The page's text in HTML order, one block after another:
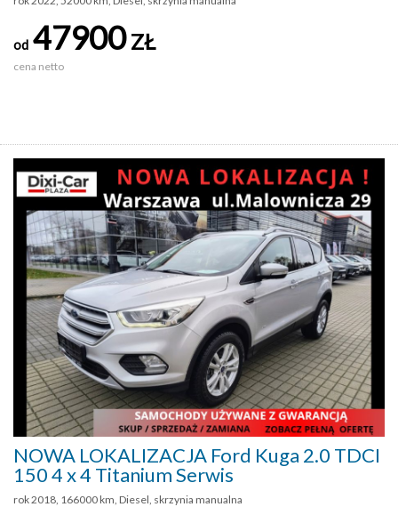
od 47900ZŁ
cena netto
NOWA LOKALIZACJA Ford Kuga 2.0 TDCI
150 4 x 4 Titanium Serwis
rok 2018, 166000 km, Diesel, skrzynia manualna